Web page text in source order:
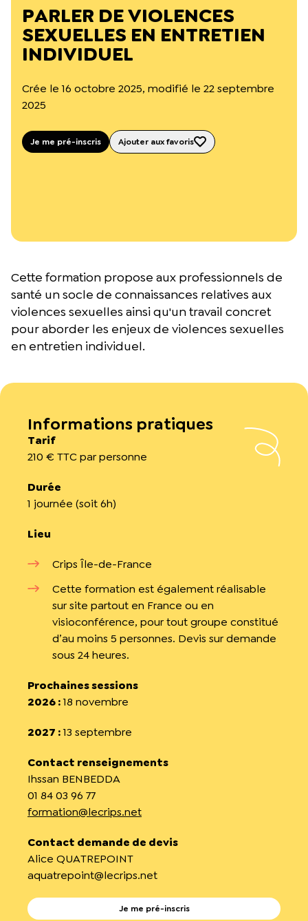
Notre documentation
Ressources pour les parents
Podcast 🎙️
Rapports d’activité et financiers
PARLER DE VIOLENCES
SEXUELLES EN ENTRETIEN
INDIVIDUEL
Crée le 16 octobre 2025, modifié le 22 septembre
2025
Je me pré-inscris Ajouter aux favoris
Cette formation propose aux professionnels de
santé un socle de connaissances relatives aux
violences sexuelles ainsi qu'un travail concret
pour aborder les enjeux de violences sexuelles
en entretien individuel.
Informations pratiques
Tarif
210 € TTC par personne
Durée
1 journée (soit 6h)
Lieu
Crips Île-de-France
Cette formation est également réalisable
sur site partout en France ou en
visioconférence, pour tout groupe constitué
d’au moins 5 personnes. Devis sur demande
sous 24 heures.
Prochaines sessions
2026 :18 novembre
2027 :13 septembre
Contact renseignements
Ihssan BENBEDDA
01 84 03 96 77
formation@lecrips.net
Contact demande de devis
Alice QUATREPOINT
aquatrepoint@lecrips.net
Je me pré-inscris